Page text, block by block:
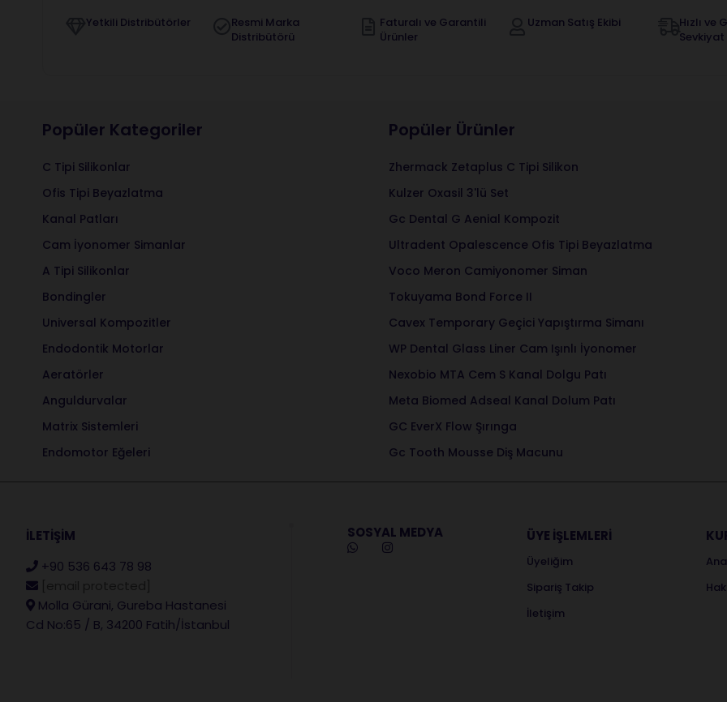
Yetkili Distribütörler
Resmi Marka
Distribütörü
Faturalı ve Garantili
Ürünler
Uzman Satış Ekibi
Hızlı ve
Sevkiyat
Popüler Kategoriler
C Tipi Silikonlar
Ofis Tipi Beyazlatma
Kanal Patları
Cam İyonomer Simanlar
A Tipi Silikonlar
Bondingler
Universal Kompozitler
Endodontik Motorlar
Aeratörler
Anguldurvalar
Matrix Sistemleri
Endomotor Eğeleri
Popüler Ürünler
Zhermack Zetaplus C Tipi Silikon
Kulzer Oxasil 3'lü Set
Gc Dental G Aenial Kompozit
Ultradent Opalescence Ofis Tipi Beyazlatma
Voco Meron Camiyonomer Siman
Tokuyama Bond Force II
Cavex Temporary Geçici Yapıştırma Simanı
WP Dental Glass Liner Cam Işınlı İyonomer
Nexobio MTA Cem S Kanal Dolgu Patı
Meta Biomed Adseal Kanal Dolum Patı
GC EverX Flow Şırınga
Gc Tooth Mousse Diş Macunu
İLETİŞİM
+90 536 643 78 98
Molla Gürani, Gureba Hastanesi
Cd No:65 / B, 34200 Fatih/İstanbul
SOSYAL MEDYA ÜYE İŞLEMLERİ
Üyeliğim
Sipariş Takip
İletişim